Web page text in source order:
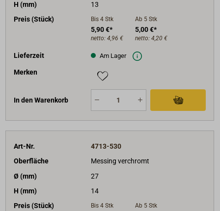
H (mm)
13
Preis (Stück)
Bis 4 Stk
5,90 €*
netto: 4,96 €
Ab 5 Stk
5,00 €*
netto: 4,20 €
Lieferzeit Am Lager
Merken
In den Warenkorb
Art-Nr.
4713-530
Oberfläche
Messing verchromt
Ø (mm)
27
H (mm)
14
Preis (Stück)
Bis 4 Stk Ab 5 Stk